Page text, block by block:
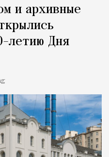
и архивные
летию Дня